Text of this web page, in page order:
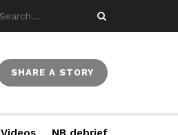
SHARE A STORY